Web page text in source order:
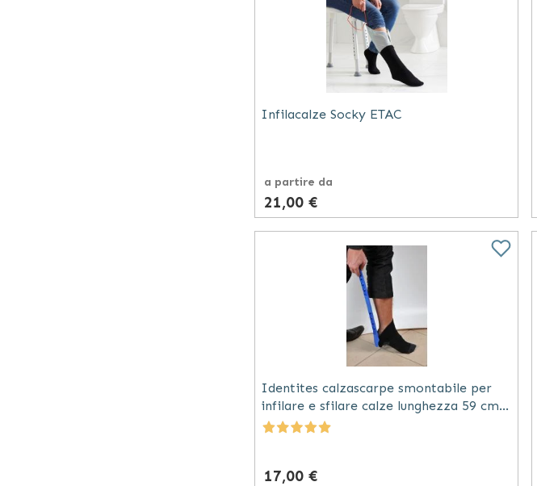
Infilacalze Socky ETAC
a partire da
21,00 €
Identites calzascarpe smontabile per
infilare e sfilare calze lunghezza 59 cm
in plastica blu
17,00 €